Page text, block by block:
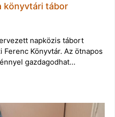
könyvtári tábor
napközis tábort
Ferenc Könyvtár. Az ötnapos
gazdagodhat…